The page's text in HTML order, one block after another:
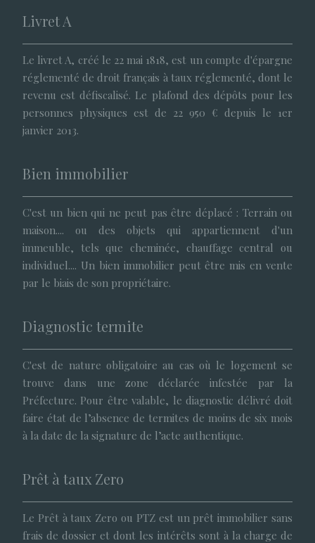
Livret A
Le livret A, créé le 22 mai 1818, est un compte d'épargne
réglementé de droit français à taux réglementé, dont le
revenu est défiscalisé. Le plafond des dépôts pour les
personnes physiques est de 22 950 € depuis le 1er
janvier 2013.
Bien immobilier
C'est un bien qui ne peut pas être déplacé : Terrain ou
maison.... ou des objets qui appartiennent d'un
immeuble, tels que cheminée, chauffage central ou
individuel.... Un bien immobilier peut être mis en vente
par le biais de son propriétaire.
Diagnostic termite
C'est de nature obligatoire au cas où le logement se
trouve dans une zone déclarée infestée par la
Préfecture. Pour être valable, le diagnostic délivré doit
faire état de l’absence de termites de moins de six mois
à la date de la signature de l’acte authentique.
Prêt à taux Zero
Le Prêt à taux Zero ou PTZ est un prêt immobilier sans
frais de dossier et dont les intérêts sont à la charge de